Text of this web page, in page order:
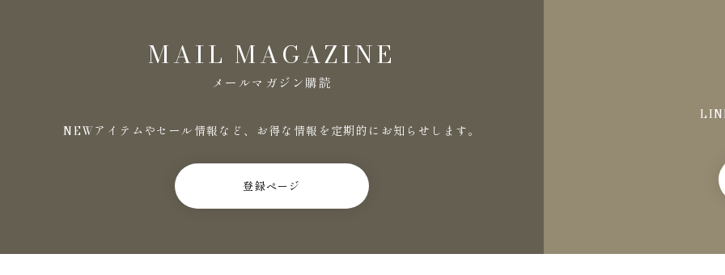
MAIL MAGAZINE
メールマガジン購読
NEWアイテムやセール情報など、お得な情報を定期的にお知らせします。
登録ページ